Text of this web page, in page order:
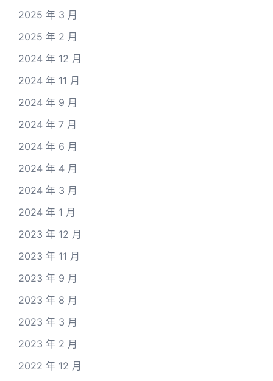
2025 年 3 月
2025 年 2 月
2024 年 12 月
2024 年 11 月
2024 年 9 月
2024 年 7 月
2024 年 6 月
2024 年 4 月
2024 年 3 月
2024 年 1 月
2023 年 12 月
2023 年 11 月
2023 年 9 月
2023 年 8 月
2023 年 3 月
2023 年 2 月
2022 年 12 月